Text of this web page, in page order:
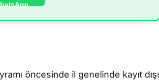
öncesinde il genelinde kayıt dışı